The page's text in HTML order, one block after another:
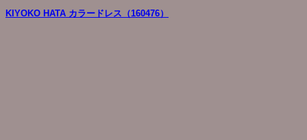
KIYOKO HATA カラードレス（160476）